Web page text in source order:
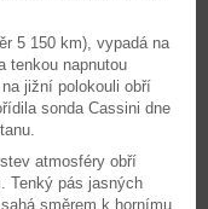
5 150 km), vypadá na
tenkou napnutou
jižní polokouli obří
sonda Cassini dne
atmosféry obří
Tenký pás jasných
směrem k hornímu